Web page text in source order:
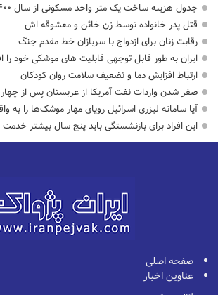
جدول هزینه ساخت یک متر واحد مسکونی از سال ۱۴۰۰ تا ۱۴۰۵
قتل پدر خانواده توسط زن خائن و معشوقه اش
رقابت زنان برای ازدواج با سربازان خط مقدم جنگ
ایران به طور قابل توجهی قابلیت های موشکی خود
ارتباط افزایش دما و تضعیف سلامت روان کودکان
صفر شدن واردات نفت آمریکا از عربستان پس از
آیا سامانه لیزری اسرائیل رویای مهار موشک‌ها را به
این افراد برای بازنشستگی باید پنج سال بیشتر خدمت
صفحه اصلی
عناوین اخبار